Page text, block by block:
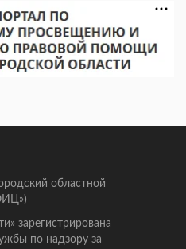
областной
зарегистрирована
по надзору за